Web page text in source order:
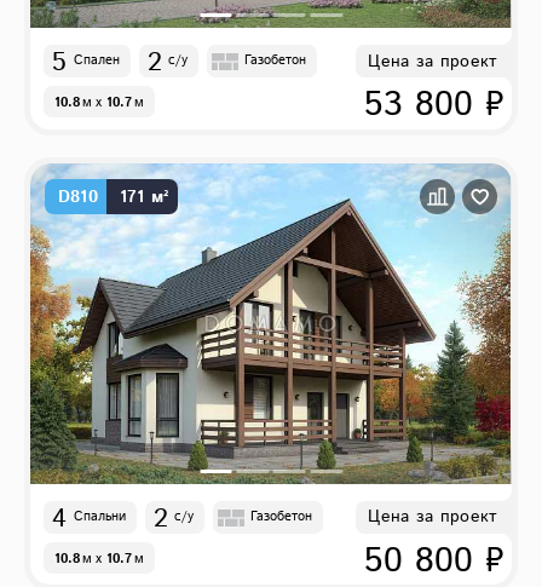
5 Спален 2 с/у Газобетон
10.8м x 10.7м
Цена за проект
53 800 ₽
D810 171 м²
4 Спальни 2 с/у Газобетон
10.8м x 10.7м
Цена за проект
50 800 ₽